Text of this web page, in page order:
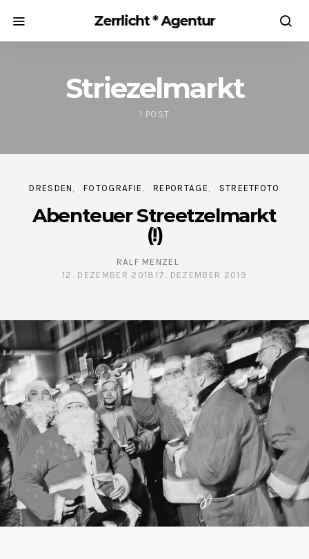
Zerrlicht * Agentur
Striezelmarkt
1 POST
DRESDEN FOTOGRAFIE REPORTAGE STREETFOTO
Abenteuer Streetzelmarkt
(!)
RALF MENZEL
POSTED ON
12. DEZEMBER 2018 17. DEZEMBER 2019